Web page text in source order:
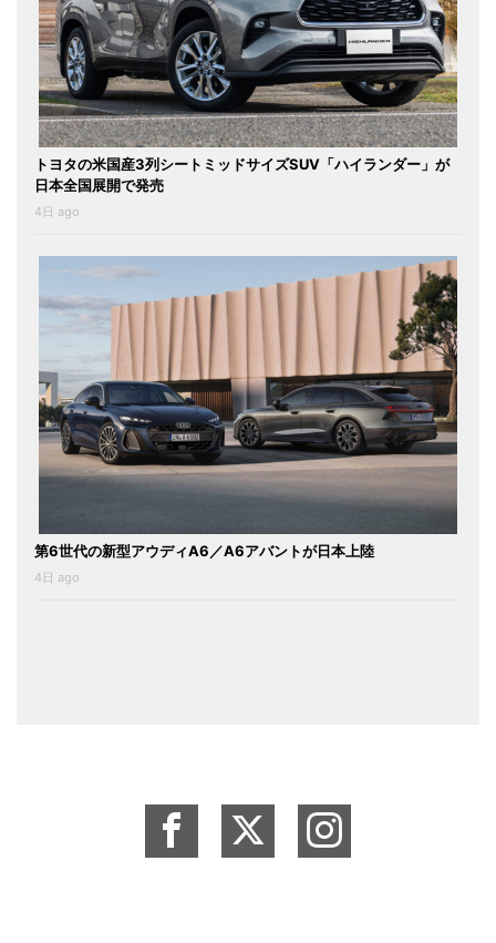
トヨタの米国産3列シートミッドサイズSUV「ハイランダー」が
日本全国展開で発売
4日 ago
第6世代の新型アウディA6／A6アバントが日本上陸
4日 ago